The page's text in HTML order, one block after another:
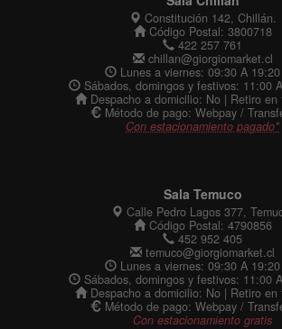
Constitución 142, Chillán.
Código Postal: 3800718
422 257 761
chillan@giorgiomarket.cl
Lunes a viernes: 09:30 A 19:20
Sábados, domingos y festivos: 11:00
Despacho a domicilio: No | Retiro en
Método de pago: Webpay /
Con estacionamiento pagado*
Sala Temuco
Calle Pedro Lagos 377,
Código Postal: 4790856
452 952 405
temuco@giorgiomarket.cl
Lunes a viernes: 09:30 A 19:20
Sábados, domingos y festivos: 11:00
Despacho a domicilio: No | Retiro en
Método de pago: Webpay /
Con estacionamiento gratis